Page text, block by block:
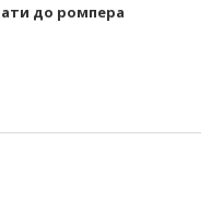
до ромпера